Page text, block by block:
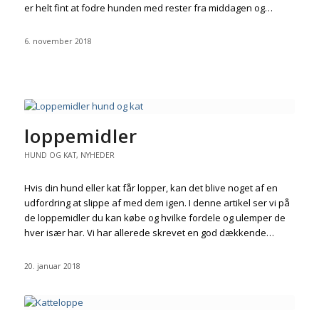
er helt fint at fodre hunden med rester fra middagen og…
6. november 2018
loppemidler
HUND OG KAT, NYHEDER
Hvis din hund eller kat får lopper, kan det blive noget af en
udfordring at slippe af med dem igen. I denne artikel ser vi på
de loppemidler du kan købe og hvilke fordele og ulemper de
hver især har. Vi har allerede skrevet en god dækkende…
20. januar 2018